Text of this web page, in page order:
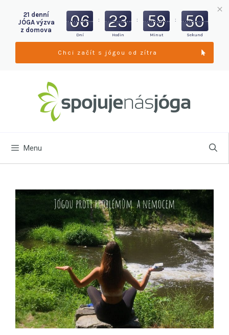
Menu
21 denní
JÓGA výzva
z domova
06
Dní
: 23
Hodin
: 59
Minut
: 49
Sekund
Chci začít s jógou od zítra